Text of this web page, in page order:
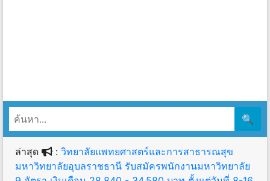
🔍
ล่าสุด : วิทยาลัยแพทยศาสตร์และการสาธารณสุข
มหาวิทยาลัยอุบลราชธานี รับสมัครพนักงานมหาวิทยาลัย